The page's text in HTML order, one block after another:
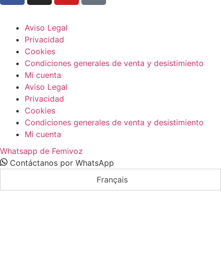
Aviso Legal
Privacidad
Cookies
Condiciones generales de venta y desistimiento
Mi cuenta
Aviso Legal
Privacidad
Cookies
Condiciones generales de venta y desistimiento
Mi cuenta
Whatsapp de Femivoz
Contáctanos por WhatsApp
Français